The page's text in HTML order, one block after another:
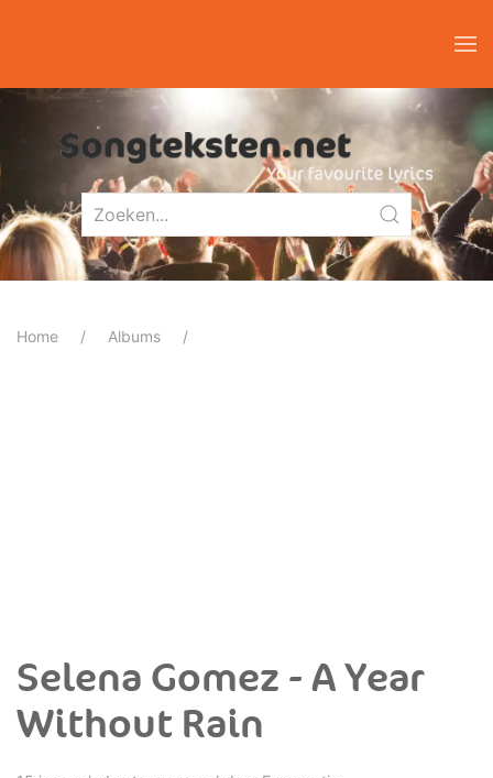
Home Albums
Selena Gomez - A Year
Without Rain